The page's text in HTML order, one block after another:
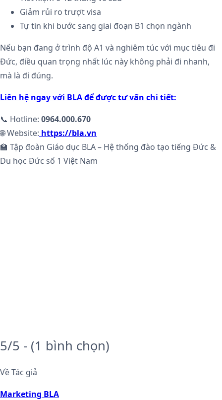
Giảm rủi ro trượt visa
Tự tin khi bước sang giai đoạn B1 chọn ngành
Nếu bạn đang ở trình độ A1 và nghiêm túc với mục tiêu đi
Đức, điều quan trọng nhất lúc này không phải đi nhanh,
mà là đi đúng.
Liên hệ ngay với BLA để được tư vấn chi tiết:
📞 Hotline: 0964.000.670
🌐 Website: https://bla.vn
🏫 Tập đoàn Giáo dục BLA – Hệ thống đào tạo tiếng Đức &
Du học Đức số 1 Việt Nam
5/5 - (1 bình chọn)
Về Tác giả
Marketing BLA